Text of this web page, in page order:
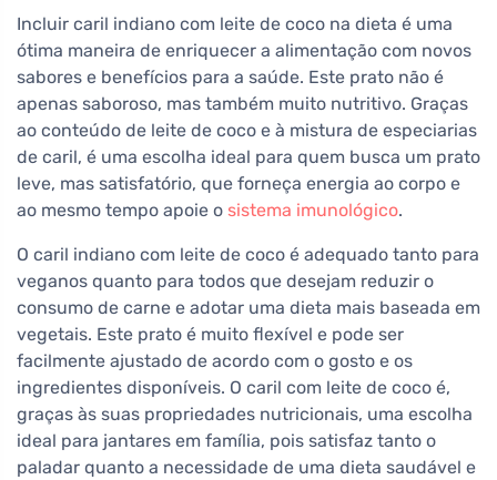
Incluir caril indiano com leite de coco na dieta é uma
ótima maneira de enriquecer a alimentação com novos
sabores e benefícios para a saúde. Este prato não é
apenas saboroso, mas também muito nutritivo. Graças
ao conteúdo de leite de coco e à mistura de especiarias
de caril, é uma escolha ideal para quem busca um prato
leve, mas satisfatório, que forneça energia ao corpo e
ao mesmo tempo apoie o sistema imunológico.
O caril indiano com leite de coco é adequado tanto para
veganos quanto para todos que desejam reduzir o
consumo de carne e adotar uma dieta mais baseada em
vegetais. Este prato é muito flexível e pode ser
facilmente ajustado de acordo com o gosto e os
ingredientes disponíveis. O caril com leite de coco é,
graças às suas propriedades nutricionais, uma escolha
ideal para jantares em família, pois satisfaz tanto o
paladar quanto a necessidade de uma dieta saudável e